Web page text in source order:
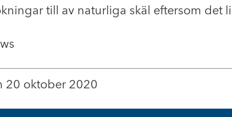
till av naturliga skäl eftersom det
20 oktober 2020